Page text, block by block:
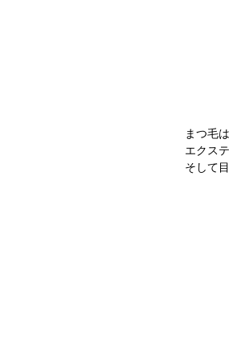
まつ毛
エクス
そして